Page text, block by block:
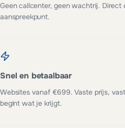
Geen callcenter, geen wachtrij.
aanspreekpunt.
Snel en betaalbaar
Websites vanaf €699. Vaste prijs,
begint wat je krijgt.